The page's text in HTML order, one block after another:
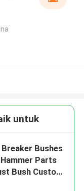
untuk
Bushes
Parts
Bush Custom